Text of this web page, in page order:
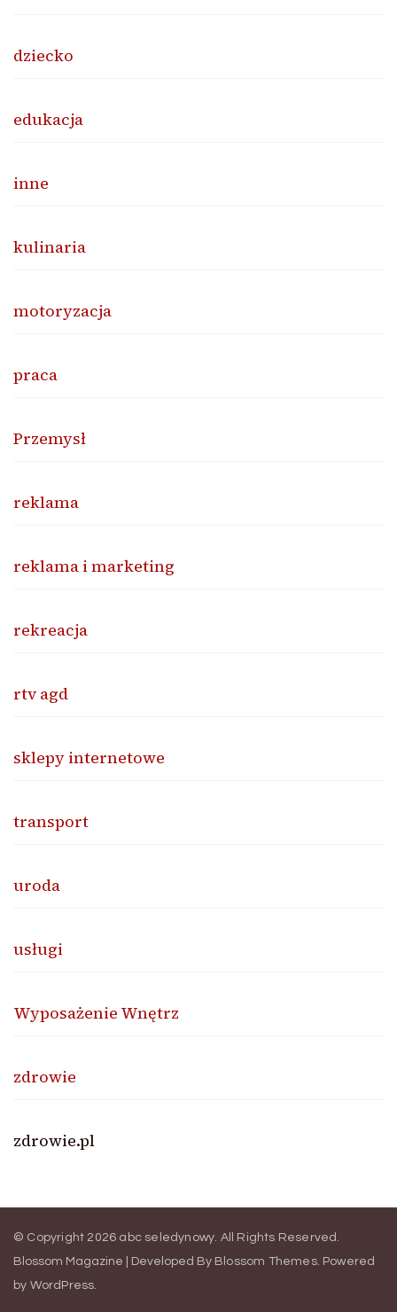
dziecko
edukacja
inne
kulinaria
motoryzacja
praca
Przemysł
reklama
reklama i marketing
rekreacja
rtv agd
sklepy internetowe
transport
uroda
usługi
Wyposażenie Wnętrz
zdrowie
zdrowie.pl
© Copyright 2026 abc seledynowy. All Rights Reserved.
Blossom Magazine | Developed By Blossom Themes. Powered
by WordPress.